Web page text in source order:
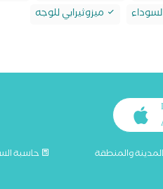
ميزوثيرابي للوجه
والمنطقة حاسبة